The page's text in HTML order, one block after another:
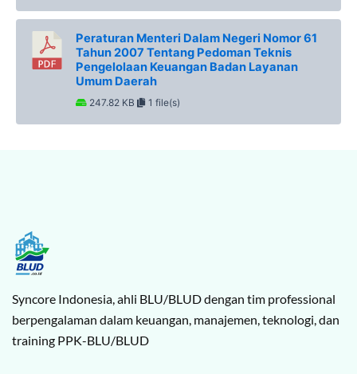
Peraturan Menteri Dalam Negeri Nomor 61
Tahun 2007 Tentang Pedoman Teknis
Pengelolaan Keuangan Badan Layanan
Umum Daerah
247.82 KB 1 file(s)
Syncore Indonesia, ahli BLU/BLUD dengan tim professional
berpengalaman dalam keuangan, manajemen, teknologi, dan
training PPK-BLU/BLUD